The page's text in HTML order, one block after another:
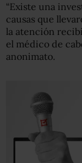
“Existe una
causas que
la atención
el médico de
anonimato.